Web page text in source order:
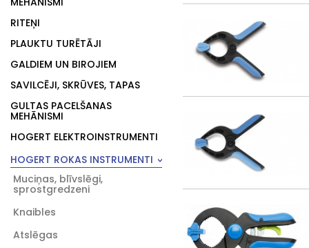
RITEŅI
PLAUKTU TURĒTĀJI
GALDIEM UN BIROJIEM
SAVILCĒJI, SKRŪVES, TAPAS
GULTAS PACELŠANAS
MEHĀNISMI
HOGERT ELEKTROINSTRUMENTI
HOGERT ROKAS INSTRUMENTI
Muciņas, blīvslēgi,
sprostgredzeni
Knaibles
Atslēgas